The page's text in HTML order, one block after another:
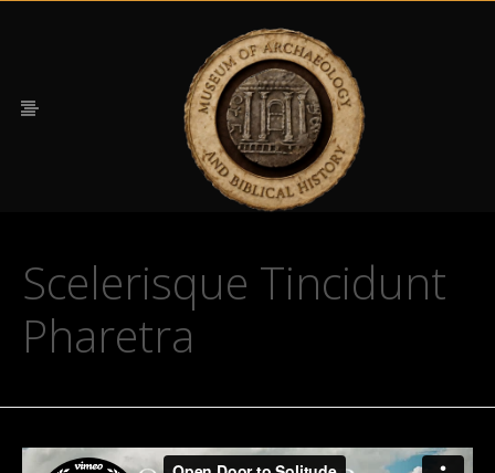
Scelerisque Tincidunt
Pharetra